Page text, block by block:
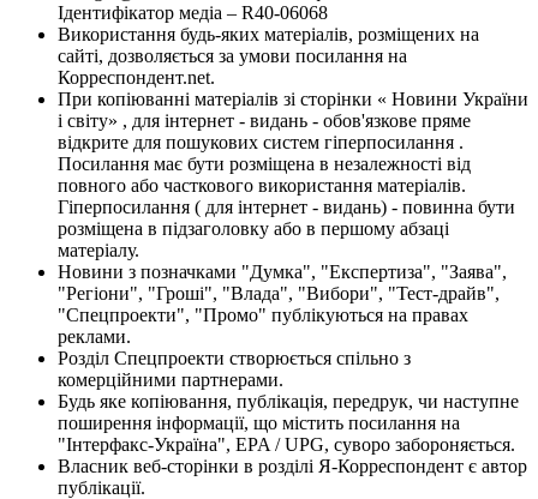
Ідентифікатор медіа – R40-06068
Використання будь-яких матеріалів, розміщених на
сайті, дозволяється за умови посилання на
Корреспондент.net.
При копіюванні матеріалів зі сторінки « Новини України
і світу» , для інтернет - видань - обов'язкове пряме
відкрите для пошукових систем гіперпосилання .
Посилання має бути розміщена в незалежності від
повного або часткового використання матеріалів.
Гіперпосилання ( для інтернет - видань) - повинна бути
розміщена в підзаголовку або в першому абзаці
матеріалу.
Новини з позначками "Думка", "Експертиза", "Заява",
"Регіони", "Гроші", "Влада", "Вибори", "Тест-драйв",
"Спецпроекти", "Промо" публікуються на правах
реклами.
Розділ Спецпроекти створюється спільно з
комерційними партнерами.
Будь яке копіювання, публікація, передрук, чи наступне
поширення інформації, що містить посилання на
"Інтерфакс-Україна", EPA / UPG, суворо забороняється.
Власник веб-сторінки в розділі Я-Корреспондент є автор
публікації.